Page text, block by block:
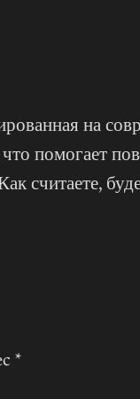
на
помогает
считаете,
*